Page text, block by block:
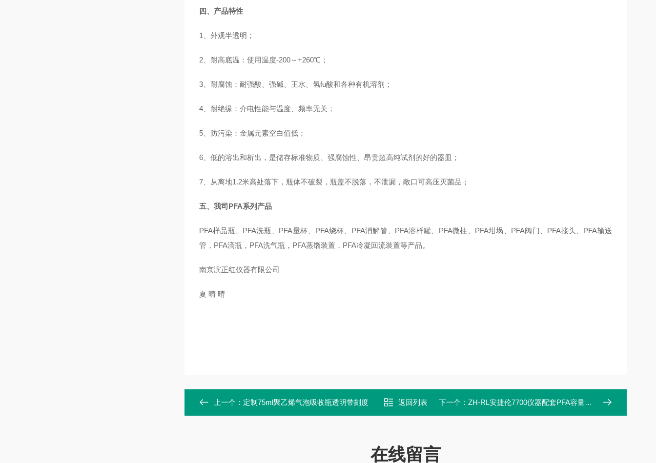
四、产品特性
1、 外观半透明 ；
2、 耐高底温：使用温度-200～+260℃；
3、 耐腐蚀：耐强酸、强碱、王水、氢fu酸和各种有机溶剂 ；
4、 耐绝缘：介电性能与温度、频率无关 ；
5、 防污染：金属元素空白值低；
6、 低的溶出和析出，是储存标准物质、强腐蚀性、昂贵超高纯试剂的好的器皿 ；
7、 从离地1.2米高处落下，瓶体不破裂，瓶盖不脱落，不泄漏，敞口可高压灭菌品 ；
五、 我司PFA系列产品
PFA样品瓶、 PFA洗瓶、 PFA量杯、 PFA烧杯、 PFA消解管、 PFA溶样罐、 PFA微柱、 PFA坩埚、 PFA阀门、 PFA接头、 PFA输送
管 ， PFA滴瓶， PFA洗气瓶， PFA蒸馏装置， PFA冷凝回流装置等产品。
南京滨正红仪器有限公司
夏 晴 晴
上一个： 定制75ml聚乙烯气泡吸收瓶透明带刻度 返回列表 下一个： ZH-RL安捷伦7700仪器配套PFA容量瓶校准级别高
在线留言